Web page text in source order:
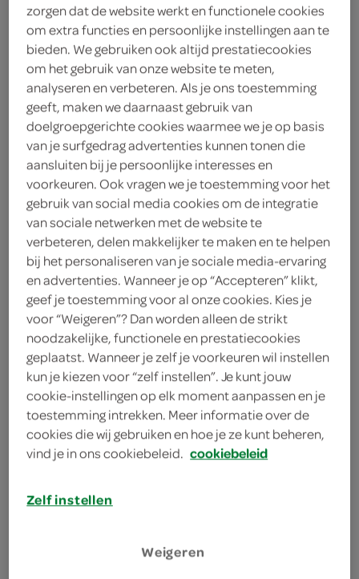
g'woon knäckebröd
sesam
g'woon
1.
49
375 Gram
Let op: aanbiedingen zijn niet zichtbaar bij de
producten, maar worden wél automatisch
verwerkt in de winkelmand.
een goede en lichte start van de dag, of g’woon lekker
tussendoor
g'woon overheerlijk knäckebröd
bestrooid met sesamzaadjes
flink veel smaak!
zorgen dat de website werkt en functionele cookies
om extra functies en persoonlijke instellingen aan te
bieden. We gebruiken ook altijd prestatiecookies
om het gebruik van onze website te meten,
analyseren en verbeteren. Als je ons toestemming
geeft, maken we daarnaast gebruik van
doelgroepgerichte cookies waarmee we je op basis
van je surfgedrag advertenties kunnen tonen die
aansluiten bij je persoonlijke interesses en
voorkeuren. Ook vragen we je toestemming voor het
gebruik van social media cookies om de integratie
van sociale netwerken met de website te
verbeteren, delen makkelijker te maken en te helpen
bij het personaliseren van je sociale media-ervaring
en advertenties. Wanneer je op “Accepteren” klikt,
geef je toestemming voor al onze cookies. Kies je
voor “Weigeren”? Dan worden alleen de strikt
noodzakelijke, functionele en prestatiecookies
geplaatst. Wanneer je zelf je voorkeuren wil instellen
kun je kiezen voor “zelf instellen”. Je kunt jouw
cookie-instellingen op elk moment aanpassen en je
toestemming intrekken. Meer informatie over de
cookies die wij gebruiken en hoe je ze kunt beheren,
vind je in ons cookiebeleid. cookiebeleid
Zelf instellen
Weigeren